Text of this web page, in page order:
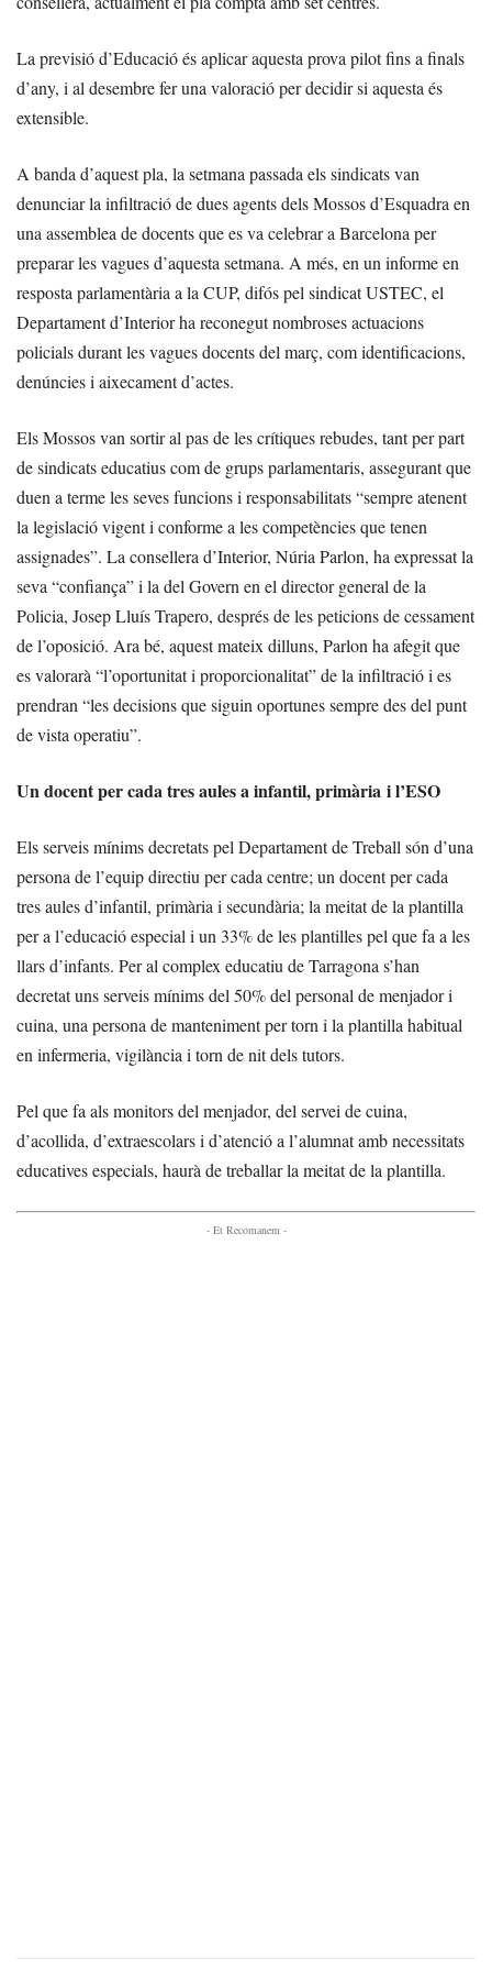
La previsió d’Educació és aplicar aquesta prova pilot fins a finals
d’any, i al desembre fer una valoració per decidir si aquesta és
extensible.
A banda d’aquest pla, la setmana passada els sindicats van
denunciar la infiltració de dues agents dels Mossos d’Esquadra en
una assemblea de docents que es va celebrar a Barcelona per
preparar les vagues d’aquesta setmana. A més, en un informe en
resposta parlamentària a la CUP, difós pel sindicat USTEC, el
Departament d’Interior ha reconegut nombroses actuacions
policials durant les vagues docents del març, com identificacions,
denúncies i aixecament d’actes.
Els Mossos van sortir al pas de les crítiques rebudes, tant per part
de sindicats educatius com de grups parlamentaris, assegurant que
duen a terme les seves funcions i responsabilitats “sempre atenent
la legislació vigent i conforme a les competències que tenen
assignades”. La consellera d’Interior, Núria Parlon, ha expressat la
seva “confiança” i la del Govern en el director general de la
Policia, Josep Lluís Trapero, després de les peticions de cessament
de l’oposició. Ara bé, aquest mateix dilluns, Parlon ha afegit que
es valorarà “l’oportunitat i proporcionalitat” de la infiltració i es
prendran “les decisions que siguin oportunes sempre des del punt
de vista operatiu”.
Un docent per cada tres aules a infantil, primària i l’ESO
Els serveis mínims decretats pel Departament de Treball són d’una
persona de l’equip directiu per cada centre; un docent per cada
tres aules d’infantil, primària i secundària; la meitat de la plantilla
per a l’educació especial i un 33% de les plantilles pel que fa a les
llars d’infants. Per al complex educatiu de Tarragona s’han
decretat uns serveis mínims del 50% del personal de menjador i
cuina, una persona de manteniment per torn i la plantilla habitual
en infermeria, vigilància i torn de nit dels tutors.
Pel que fa als monitors del menjador, del servei de cuina,
d’acollida, d’extraescolars i d’atenció a l’alumnat amb necessitats
educatives especials, haurà de treballar la meitat de la plantilla.
- Et Recomanem -